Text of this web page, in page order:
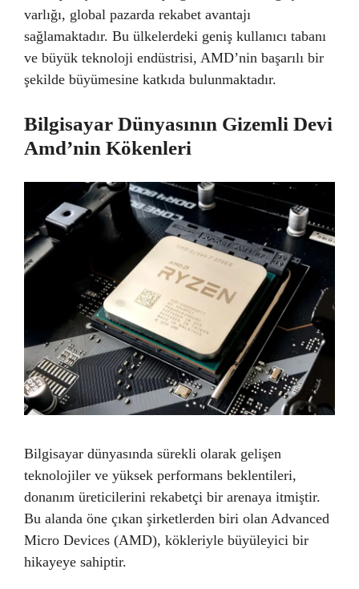
varlığı, global pazarda rekabet avantajı
sağlamaktadır. Bu ülkelerdeki geniş kullanıcı tabanı
ve büyük teknoloji endüstrisi, AMD’nin başarılı bir
şekilde büyümesine katkıda bulunmaktadır.
Bilgisayar Dünyasının Gizemli Devi
Amd’nin Kökenleri
Bilgisayar dünyasında sürekli olarak gelişen
teknolojiler ve yüksek performans beklentileri,
donanım üreticilerini rekabetçi bir arenaya itmiştir.
Bu alanda öne çıkan şirketlerden biri olan Advanced
Micro Devices (AMD), kökleriyle büyüleyici bir
hikayeye sahiptir.